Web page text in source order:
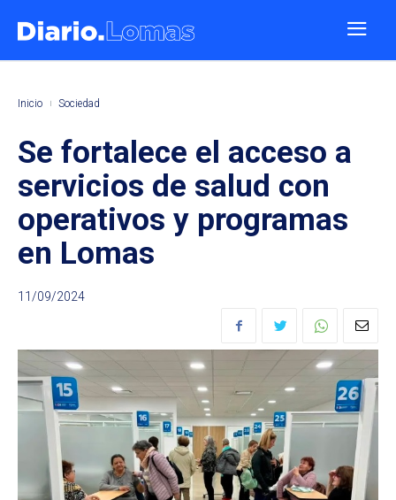
Inicio Sociedad
Se fortalece el acceso a
servicios de salud con
operativos y programas
en Lomas
11/09/2024